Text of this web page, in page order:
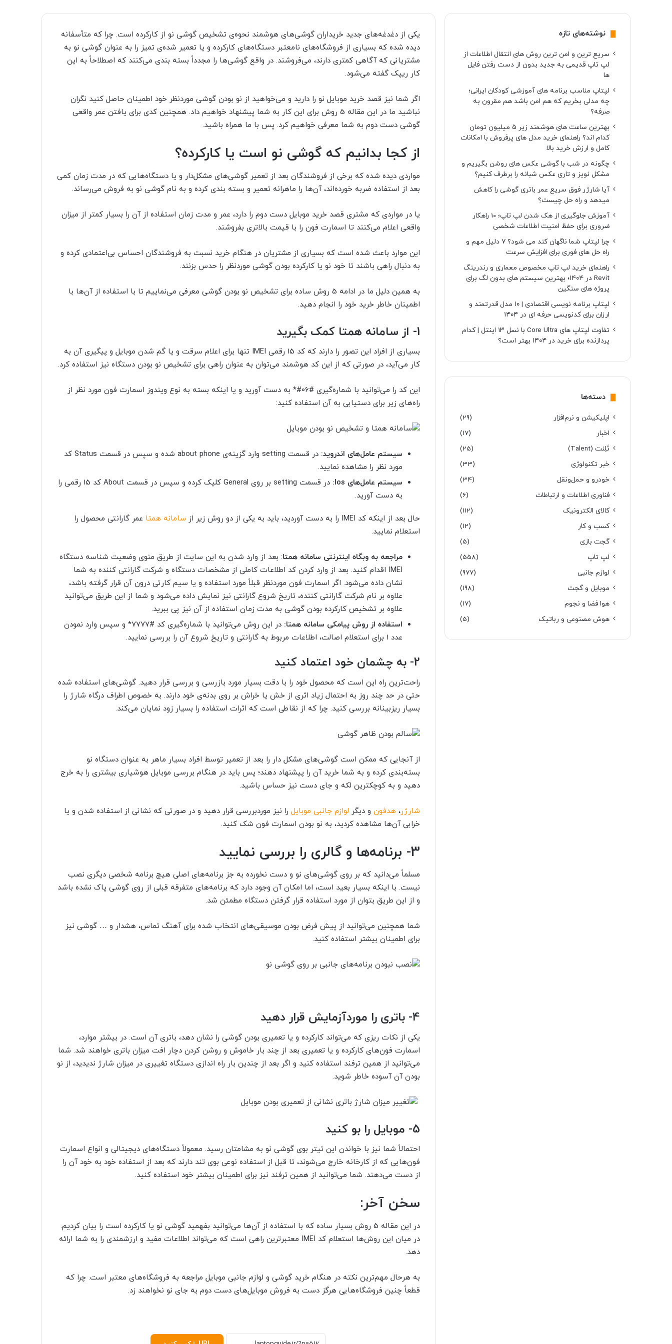
یکی از دغدغه‌های جدید خریداران گوشی‌های هوشمند نحوه‌ی تشخیص گوشی نو از کارکرده است. چرا که متأسفانه
دیده شده که بسیاری از فروشگاه‌های نامعتبر دستگاه‌های کارکرده و یا تعمیر شده‌ی تمیز را به عنوان گوشی نو به
مشتریانی که آگاهی کمتری دارند، می‌فروشند. در واقع گوشی‌ها را مجدداً بسته بندی می‌کنند که اصطلاحاً به این
کار ریپک گفته می‌شود.
اگر شما نیز قصد خرید موبایل نو را دارید و می‌خواهید از نو بودن گوشی موردنظر خود اطمینان حاصل کنید نگران
نباشید ما در این مقاله 5 روش برای این کار به شما پیشنهاد خواهیم داد. همچنین کدی برای یافتن عمر واقعی
گوشی دست دوم به شما معرفی خواهیم کرد. پس با ما همراه باشید.
از کجا بدانیم که گوشی نو است یا کارکرده؟
مواردی دیده شده که برخی از فروشندگان بعد از تعمیر گوشی‌های مشکل‌دار و یا دستگاه‌هایی که در مدت زمان کمی
بعد از استفاده ضربه خورده‌اند، آن‌ها را ماهرانه تعمیر و بسته بندی کرده و به نام گوشی نو به فروش می‌رساند.
یا در مواردی که مشتری قصد خرید موبایل دست دوم را دارد، عمر و مدت زمان استفاده از آن را بسیار کمتر از میزان
واقعی اعلام می‌کنند تا اسمارت فون را با قیمت بالاتری بفروشند.
این موارد باعث شده است که بسیاری از مشتریان در هنگام خرید نسبت به فروشندگان احساس بی‌اعتمادی کرده و
به دنبال راهی باشند تا خود نو یا کارکرده بودن گوشی موردنظر را حدس بزنند.
به همین دلیل ما در ادامه 5 روش ساده برای تشخیص نو بودن گوشی معرفی می‌نماییم تا با استفاده از آن‌ها با
اطمینان خاطر خرید خود را انجام دهید.
1- از سامانه همتا کمک بگیرید
بسیاری از افراد این تصور را دارند که کد 15 رقمی IMEI تنها برای اعلام سرقت و یا گم شدن موبایل و پیگیری آن به
کار می‌آید، در صورتی که از این کد هوشمند می‌توان به عنوان راهی برای تشخیص نو بودن دستگاه نیز استفاده کرد.
این کد را می‌توانید با شماره‌گیری #06#* به دست آورید و یا اینکه بسته به نوع ویندوز اسمارت فون مورد نظر از
راه‌های زیر برای دستیابی به آن استفاده کنید:
سیستم عامل‌های اندروید:
در قسمت setting وارد گزینه‌ی about phone شده و سپس در قسمت Status کد
مورد نظر را مشاهده نمایید.
سیستم‌ عامل‌های Ios
:
در قسمت setting بر روی General کلیک کرده و سپس در قسمت About کد 15 رقمی را
به دست آورید.
حال بعد از اینکه کد IMEI را به دست آوردید، باید به یکی از دو روش زیر از سامانه همتا عمر گارانتی محصول را
استعلام نمایید.
مراجعه به وبگاه اینترنتی سامانه همتا: بعد از وارد شدن به این سایت از طریق منوی وضعیت شناسه دستگاه
IMEI اقدام کنید. بعد از وارد کردن کد اطلاعات کاملی از مشخصات دستگاه و شرکت گارانتی کننده به شما
نشان داده می‌شود. اگر اسمارت فون موردنظر قبلاً مورد استفاده و یا سیم کارتی درون آن قرار گرفته باشد،
علاوه بر نام شرکت گارانتی کننده، تاریخ شروع گارانتی نیز نمایش داده می‌شود و شما از این طریق می‌توانید
علاوه بر تشخیص کارکرده بودن گوشی به مدت زمان استفاده از آن نیز پی ببرید.
استفاده از روش پیامکی سامانه همتا:
در این روش می‌توانید با شماره‌گیری کد #7777* و سپس وارد نمودن
عدد 1 برای استعلام اصالت، اطلاعات مربوط به گارانتی و تاریخ شروع آن را بررسی نمایید.
2- به چشمان خود اعتماد کنید
راحت‌ترین راه این است که محصول خود را با دقت بسیار مورد بازرسی و بررسی قرار دهید. گوشی‌های استفاده شده
حتی در حد چند روز به احتمال زیاد اثری از خش یا خراش بر روی بدنه‌ی خود دارند. به خصوص اطراف درگاه شارژ را
بسیار ریزبینانه بررسی کنید. چرا که از نقاطی است که اثرات استفاده را بسیار زود نمایان می‌کند.
از آنجایی که ممکن است گوشی‌های مشکل دار را بعد از تعمیر توسط افراد بسیار ماهر به عنوان دستگاه نو
بسته‌بندی کرده و به شما خرید آن را پیشنهاد دهند؛ پس باید در هنگام بررسی موبایل هوشیاری بیشتری را به خرج
دهید و به کوچکترین لکه و جای دست نیز حساس باشید.
شارژر، هدفون و دیگر لوازم جانبی موبایل را نیز موردبررسی قرار دهید و در صورتی که نشانی از استفاده شدن و یا
خرابی آن‌ها مشاهده کردید، به نو بودن اسمارت فون شک کنید.
3- برنامه‌ها و گالری‌ را بررسی نمایید
مسلماً می‌دانید که بر روی گوشی‌های نو و دست نخورده به جز برنامه‌های اصلی هیچ برنامه شخصی دیگری نصب
نیست. با اینکه بسیار بعید است، اما امکان آن وجود دارد که برنامه‌های متفرقه قبلی از روی گوشی پاک نشده باشد
و از این طریق بتوان از مورد استفاده قرار گرفتن دستگاه مطمئن شد.
شما همچنین می‌توانید از پیش فرض بودن موسیقی‌های انتخاب شده برای آهنگ تماس، هشدار و … گوشی نیز
برای اطمینان بیشتر استفاده کنید.
4- باتری را موردآزمایش قرار دهید
یکی از نکات ریزی که می‌تواند کارکرده و یا تعمیری بودن گوشی را نشان دهد، باتری آن است. در بیشتر موارد،
اسمارت فون‌های کارکرده و یا تعمیری بعد از چند بار خاموش و روشن کردن دچار افت میزان باتری خواهند شد. شما
می‌توانید از همین ترفند استفاده کنید و اگر بعد از چندین بار راه اندازی دستگاه تغییری در میزان شارژ ندیدید، از نو
بودن آن آسوده خاطر شوید.
5- موبایل را بو کنید
احتمالاً شما نیز با خواندن این تیتر بوی گوشی نو به مشامتان رسید. معمولاً دستگاه‌های دیجیتالی و انواع اسمارت
فون‌هایی که از کارخانه خارج می‌شوند، تا قبل از استفاده نوعی بوی تند دارند که بعد از استفاده خود به خود آن را
از دست می‌دهند. شما می‌توانید از همین ترفند نیز برای اطمینان بیشتر خود استفاده کنید.
سخن آخر:
در این مقاله 5 روش بسیار ساده که با استفاده از آن‌ها می‌توانید بفهمید گوشی نو یا کارکرده است را بیان کردیم.
در میان این روش‌ها استعلام کد IMEI معتبرترین راهی است که می‌تواند اطلاعات مفید و ارزشمندی را به شما ارائه
دهد.
به هرحال مهم‌ترین نکته در هنگام خرید گوشی و لوازم جانبی موبایل مراجعه به فروشگاه‌های معتبر است. چرا که
قطعاً چنین فروشگاه‌هایی هرگز دست به فروش موبایل‌های دست دوم به جای نو نخواهند زد.
نوشته‌های تازه
سریع ترین و امن ترین روش های انتقال اطلاعات از
لپ تاپ قدیمی به جدید بدون از دست رفتن فایل
ها
لپتاپ مناسب برنامه های آموزشی کودکان ایرانی؛
چه مدلی بخریم که هم امن باشد هم مقرون به
صرفه؟
بهترین ساعت های هوشمند زیر ۵ میلیون تومان
کدام اند؟ راهنمای خرید مدل های پرفروش با امکانات
کامل و ارزش خرید بالا
چگونه در شب با گوشی عکس های روشن بگیریم و
مشکل نویز و تاری عکس شبانه را برطرف کنیم؟
آیا شارژر فوق سریع عمر باتری گوشی را کاهش
میدهد و راه حل چیست؟
آموزش جلوگیری از هک شدن لپ تاپ؛ 10 راهکار
ضروری برای حفظ امنیت اطلاعات شخصی
چرا لپتاپ شما ناگهان کند می شود؟ ۷ دلیل مهم و
راه حل های فوری برای افزایش سرعت
راهنمای خرید لپ تاپ مخصوص معماری و رندرینگ
Revit در ۱۴۰۴؛ بهترین سیستم های بدون لگ برای
پروژه های سنگین
لپتاپ برنامه نویسی اقتصادی | ۱۰ مدل قدرتمند و
ارزان برای کدنویسی حرفه ای در ۱۴۰۴
تفاوت لپتاپ های Core Ultra با نسل ۱۳ اینتل | کدام
پردازنده برای خرید در ۱۴۰۴ بهتر است؟
دسته‌ها
اپلیکیشن و نرم‌افزار
(29)
اخبار
(17)
تَلِنت (Talent)
(25)
خبر تکنولوژی
(33)
خودرو و حمل‌و‌نقل
(34)
فناوری اطلاعات و ارتباطات
(6)
کالای الکترونیک
(112)
کسب و کار
(12)
گجت بازی
(5)
لپ تاپ
(558)
لوازم جانبی
(977)
موبایل و گجت
(198)
هوا فضا و نجوم
(17)
هوش مصنوعی و رباتیک
(5)